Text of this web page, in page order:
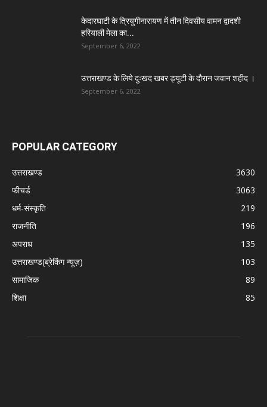
केदारघाटी के त्रियुगीनारायण में तीन दिवसीय वामन द्वादशी
हरियाली मेला का...
September 6, 2022
उत्तराखण्ड के लिये दुःखद खबर ड्यूटी के दौरान जवान शहीद ।
September 6, 2022
POPULAR CATEGORY
उत्तराखण्ड
3630
फीचर्ड
3063
धर्म-संस्कृति
219
राजनीति
196
अपराध
135
उत्तराखण्ड(ब्रेकिंग न्यूज़)
103
सामाजिक
89
शिक्षा
85